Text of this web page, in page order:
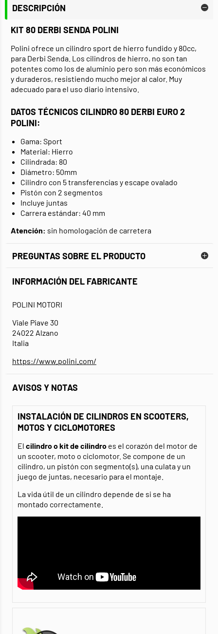
DESCRIPCIÓN
KIT 80 DERBI SENDA POLINI
Polini ofrece un cilindro sport de hierro fundido y 80cc,
para Derbi Senda. Los cilindros de hierro, no son tan
potentes como los de aluminio pero son más económicos
y duraderos, resistiendo mucho mejor al calor. Muy
adecuado para el uso diario intensivo.
DATOS TÉCNICOS CILINDRO 80 DERBI EURO 2
POLINI:
Gama: Sport
Material: Hierro
Cilindrada: 80
Diámetro: 50mm
Cilindro con 5 transferencias y escape ovalado
Pistón con 2 segmentos
Incluye juntas
Carrera estándar: 40 mm
Atención: sin homologación de carretera
PREGUNTAS SOBRE EL PRODUCTO
INFORMACIÓN DEL FABRICANTE
POLINI MOTORI
Viale Piave 30
24022 Alzano
Italia
https://www.polini.com/
AVISOS Y NOTAS
INSTALACIÓN DE CILINDROS EN SCOOTERS,
MOTOS Y CICLOMOTORES
El cilindro o kit de cilindro es el corazón del motor de
un scooter, moto o ciclomotor. Se compone de un
cilindro, un pistón con segmento(s), una culata y un
juego de juntas, necesario para el montaje.
La vida útil de un cilindro depende de si se ha
montado correctamente.